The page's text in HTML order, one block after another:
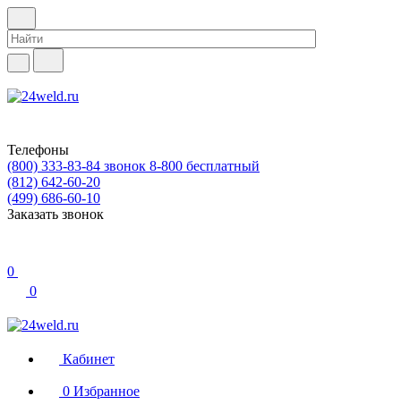
Телефоны
(800) 333-83-84 звонок 8-800 бесплатный
(812) 642-60-20
(499) 686-60-10
Заказать звонок
0
0
Кабинет
0 Избранное